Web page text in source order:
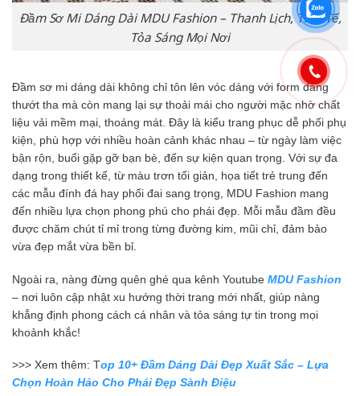
Đầm Sơ Mi Dáng Dài MDU Fashion – Thanh Lịch, Tinh Tế,
Tỏa Sáng Mọi Nơi
Đầm sơ mi dáng dài không chỉ tôn lên vóc dáng với form dáng
thướt tha mà còn mang lại sự thoải mái cho người mặc nhờ chất
liệu vải mềm mại, thoáng mát. Đây là kiểu trang phục dễ phối phụ
kiện, phù hợp với nhiều hoàn cảnh khác nhau – từ ngày làm việc
bận rộn, buổi gặp gỡ bạn bè, đến sự kiện quan trọng. Với sự đa
dạng trong thiết kế, từ màu trơn tối giản, họa tiết trẻ trung đến
các mẫu đính đá hay phối đai sang trọng, MDU Fashion mang
đến nhiều lựa chọn phong phú cho phái đẹp. Mỗi mẫu đầm đều
được chăm chút tỉ mỉ trong từng đường kim, mũi chỉ, đảm bảo
vừa đẹp mắt vừa bền bỉ.
Ngoài ra, nàng đừng quên ghé qua kênh Youtube MDU Fashion
– nơi luôn cập nhật xu hướng thời trang mới nhất, giúp nàng
khẳng định phong cách cá nhân và tỏa sáng tự tin trong mọi
khoảnh khắc!
>>> Xem thêm: Top 10+ Đầm Dáng Dài Đẹp Xuất Sắc – Lựa
Chọn Hoàn Hảo Cho Phái Đẹp Sành Điệu